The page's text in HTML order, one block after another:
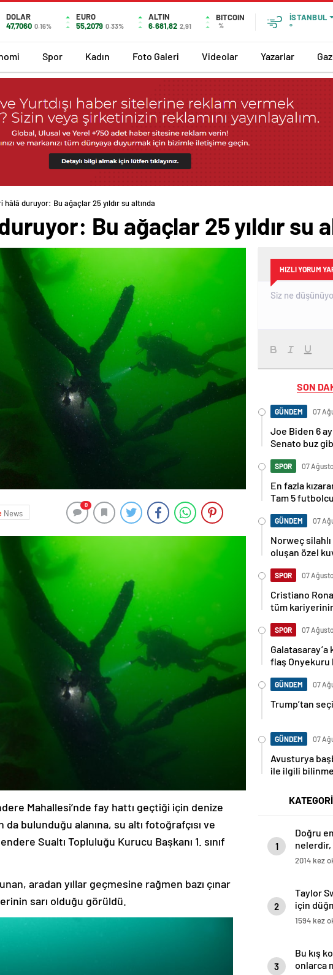
DOLAR
47,7060 0.16%
EURO
55,2079 0.33%
ALTIN
6.681,82 2,91
BITCOIN
%
İSTANBUL
°
Spor Kadın Foto Galeri Videolar Yazarlar
hâlâ duruyor: Bu ağaçlar 25 yıldır su altında
Bu ağaçlar 25 yıldır su
News
0
Mahallesi’nde fay hattı geçtiği için denize
da bulunduğu alanına, su altı fotoğrafçısı ve
Sualtı Topluluğu Kurucu Başkanı 1. sınıf
aradan yıllar geçmesine rağmen bazı çınar
sarı olduğu görüldü.
HIZLI YORUM
SON
GÜNDEM 07
Joe Biden 6
Senato buz
SPOR 07
En fazla
Tam 5
GÜNDEM 07
Norweç
oluşan özel
SPOR 07
Cristiano
tüm
SPOR 07
Galatasaray’a
flaş Onyekuru
GÜNDEM 07
Trump’tan
GÜNDEM 07
Avusturya
ile ilgili
1
Doğru
nelerdir,
anlaşılır?
2014 kez
2
Taylor
için
1594 kez
3
Bu kış
onlarca